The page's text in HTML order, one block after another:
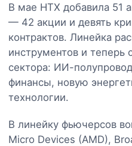
В мае HTX добавила 51
— 42 акции и девять
контрактов. Линейка
инструментов и теперь
сектора: ИИ-
финансы, новую
технологии.
В линейку фьючерсов
Micro Devices (AMD),